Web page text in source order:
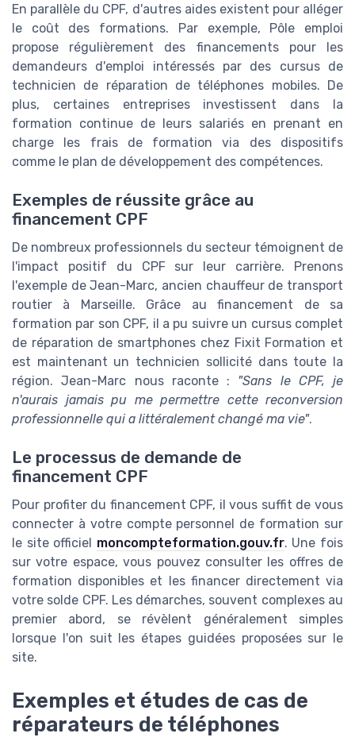
En parallèle du CPF, d'autres aides existent pour alléger
le coût des formations. Par exemple, Pôle emploi
propose régulièrement des financements pour les
demandeurs d'emploi intéressés par des cursus de
technicien de réparation de téléphones mobiles. De
plus, certaines entreprises investissent dans la
formation continue de leurs salariés en prenant en
charge les frais de formation via des dispositifs
comme le plan de développement des compétences.
Exemples de réussite grâce au
financement CPF
De nombreux professionnels du secteur témoignent de
l'impact positif du CPF sur leur carrière. Prenons
l'exemple de Jean-Marc, ancien chauffeur de transport
routier à Marseille. Grâce au financement de sa
formation par son CPF, il a pu suivre un cursus complet
de réparation de smartphones chez Fixit Formation et
est maintenant un technicien sollicité dans toute la
région. Jean-Marc nous raconte : "Sans le CPF, je
n'aurais jamais pu me permettre cette reconversion
professionnelle qui a littéralement changé ma vie".
Le processus de demande de
financement CPF
Pour profiter du financement CPF, il vous suffit de vous
connecter à votre compte personnel de formation sur
le site officiel moncompteformation.gouv.fr. Une fois
sur votre espace, vous pouvez consulter les offres de
formation disponibles et les financer directement via
votre solde CPF. Les démarches, souvent complexes au
premier abord, se révèlent généralement simples
lorsque l'on suit les étapes guidées proposées sur le
site.
Exemples et études de cas de
réparateurs de téléphones